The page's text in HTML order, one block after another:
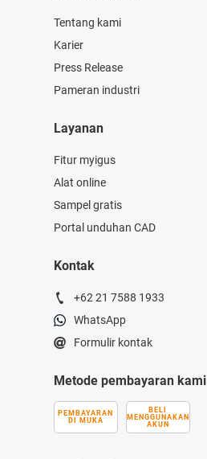
Tentang kami
Karier
Press Release
Pameran industri
Layanan
Fitur myigus
Alat online
Sampel gratis
Portal unduhan CAD
Kontak
+62 21 7588 1933
WhatsApp
Formulir kontak
Metode pembayaran kami
PEMBAYARAN
DI MUKA
BELI
MENGGUNAKAN
AKUN